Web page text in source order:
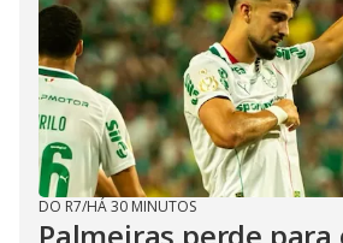
DO R7/HÁ 30 MINUTOS